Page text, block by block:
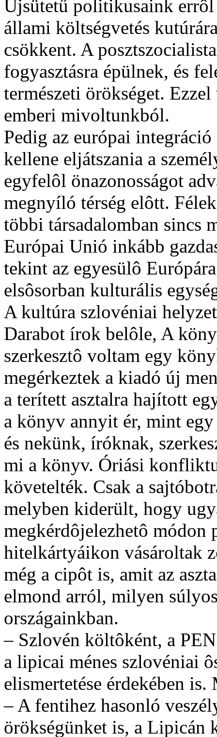
Újsütetű politikusaink
állami költségvetés
csökkent. A
fogyasztásra épülnek, és
természeti örökséget.
emberi mivoltunkból.
Pedig az európai
kellene eljátszania a
egyfelôl önazonosságot
megnyíló térség elôtt.
többi társadalomban sincs
Európai Unió inkább
tekint az egyesülô
elsôsorban kulturális
A kultúra szlovéniai
Darabot írok belôle, A
szerkesztô voltam egy
megérkeztek a kiadó új
a terített asztalra hajított
a könyv annyit ér, mint
és nekünk, íróknak,
mi a könyv. Óriási
követelték. Csak a
melyben kiderült, hogy
megkérdôjelezhetô módon
hitelkártyáikon vásároltak
még a cipôt is, amit az
elmond arról, milyen
országainkban.
– Szlovén költôként, a
a lipicai ménes szlovéniai
elismertetése érdekében
– A fentihez hasonló
örökségünket is, a Lipicán